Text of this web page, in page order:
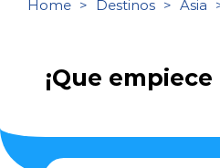
Home Destinos Asia
¡Que empiece